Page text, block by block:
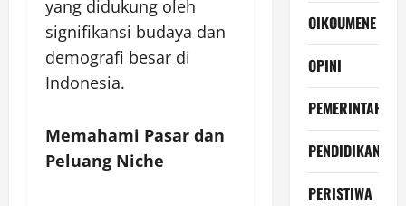
yang didukung oleh
signifikansi budaya dan
demografi besar di
Indonesia.
Memahami Pasar dan
Peluang Niche
OIKOUMENE
OPINI
PEMERINTAH
PENDIDIKAN
PERISTIWA